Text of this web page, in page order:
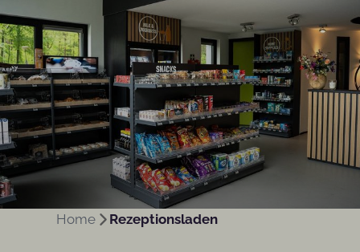
Home Rezeptionsladen